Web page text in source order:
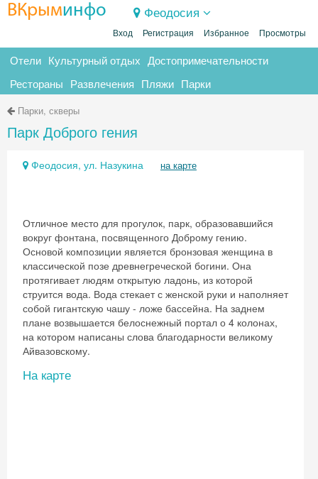
ВКрыминфо Феодосия
Вход Регистрация Избранное Просмотры
Отели Культурный отдых Достопримечательности
Рестораны Развлечения Пляжи Парки
Парки, скверы
Парк Доброго гения
Феодосия, ул. Назукина на карте
Отличное место для прогулок, парк, образовавшийся
вокруг фонтана, посвященного Доброму гению.
Основой композиции является бронзовая женщина в
классической позе древнегреческой богини. Она
протягивает людям открытую ладонь, из которой
струится вода. Вода стекает с женской руки и наполняет
собой гигантскую чашу - ложе бассейна. На заднем
плане возвышается белоснежный портал о 4 колонах,
на котором написаны слова благодарности великому
Айвазовскому.
На карте